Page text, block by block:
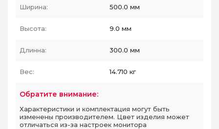
Ширина: 500.0 мм
Высота: 9.0 мм
Длинна: 300.0 мм
Вес: 14.710 кг
Обратите внимание:
Характеристики и комплектация могут быть
изменены производителем. Цвет изделия может
отличаться из-за настроек монитора